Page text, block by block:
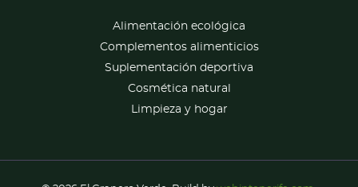
Alimentación ecológica
Complementos alimenticios
Suplementación deportiva
Cosmética natural
Limpieza y hogar